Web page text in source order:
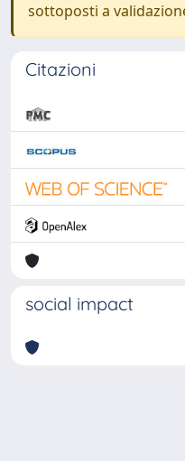
sottoposti a
Citazioni
social impact